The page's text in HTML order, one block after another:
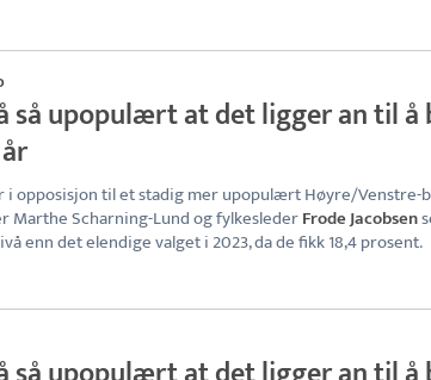
så upopulært at det ligger an til å
i opposisjon til et stadig mer upopulært Høyre/Venstre-
Marthe Scharning-Lund og fylkeslederFrode Jacobsen
enn det elendige valget i 2023, da de fikk 18,4 prosent.